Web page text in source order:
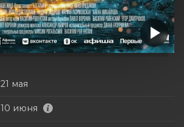
21 мая
10 июня